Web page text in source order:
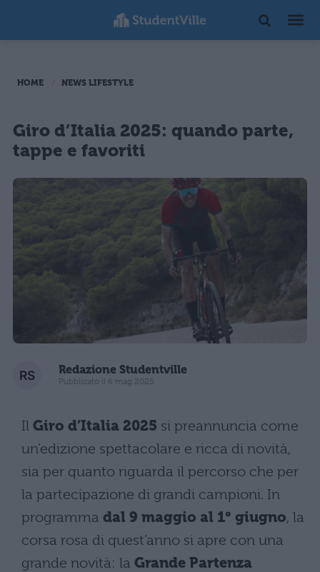
HOME NEWS LIFESTYLE
Giro d’Italia 2025: quando parte,
tappe e favoriti
Redazione Studentville
Pubblicato il 6 mag 2025
Il Giro d’Italia 2025 si preannuncia come
un’edizione spettacolare e ricca di novità,
sia per quanto riguarda il percorso che per
la partecipazione di grandi campioni. In
programma dal 9 maggio al 1° giugno, la
corsa rosa di quest’anno si apre con una
grande novità: la Grande Partenza